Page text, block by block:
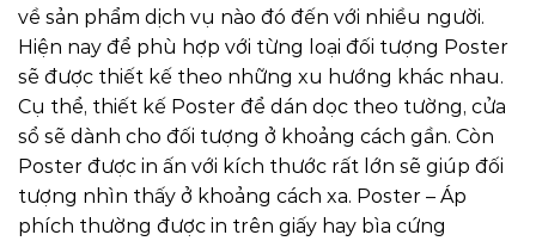
về sản phẩm dịch vụ nào đó đến với nhiều người.
Hiện nay để phù hợp với từng loại đối tượng Poster
sẽ được thiết kế theo những xu hướng khác nhau.
Cụ thể, thiết kế Poster để dán dọc theo tường, cửa
sổ sẽ dành cho đối tượng ở khoảng cách gần. Còn
Poster được in ấn với kích thước rất lớn sẽ giúp đối
tượng nhìn thấy ở khoảng cách xa. Poster – Áp
phích thường được in trên giấy hay bìa cứng